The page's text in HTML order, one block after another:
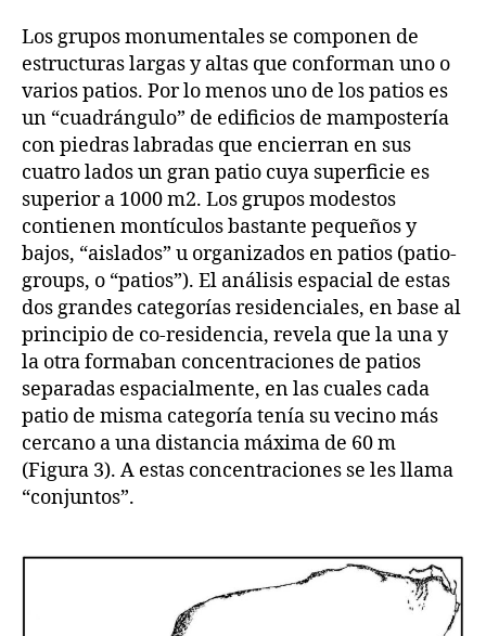
Los grupos monumentales se componen de
estructuras largas y altas que conforman uno o
varios patios. Por lo menos uno de los patios es
un “cuadrángulo” de edificios de mampostería
con piedras labradas que encierran en sus
cuatro lados un gran patio cuya superficie es
superior a 1000 m2. Los grupos modestos
contienen montículos bastante pequeños y
bajos, “aislados” u organizados en patios (patio-
groups, o “patios”). El análisis espacial de estas
dos grandes categorías residenciales, en base al
principio de co-residencia, revela que la una y
la otra formaban concentraciones de patios
separadas espacialmente, en las cuales cada
patio de misma categoría tenía su vecino más
cercano a una distancia máxima de 60 m
(Figura 3). A estas concentraciones se les llama
“conjuntos”.